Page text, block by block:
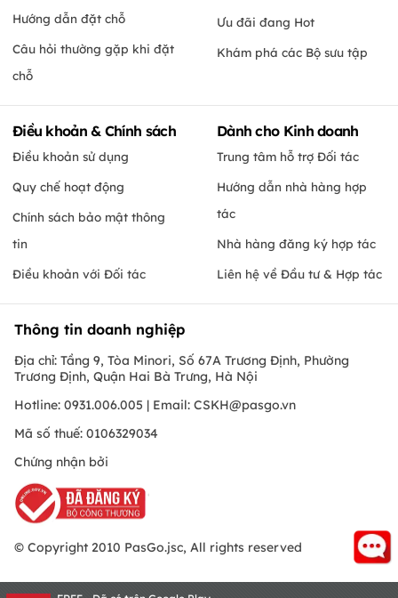
Hướng dẫn đặt chỗ
Câu hỏi thường gặp khi đặt
chỗ
Ưu đãi đang Hot
Khám phá các Bộ sưu tập
Điều khoản & Chính sách
Điều khoản sử dụng
Quy chế hoạt động
Chính sách bảo mật thông
tin
Điều khoản với Đối tác
Dành cho Kinh doanh
Trung tâm hỗ trợ Đối tác
Hướng dẫn nhà hàng hợp
tác
Nhà hàng đăng ký hợp tác
Liên hệ về Đầu tư & Hợp tác
Thông tin doanh nghiệp
Địa chỉ: Tầng 9, Tòa Minori, Số 67A Trương Định, Phường
Trương Định, Quận Hai Bà Trưng, Hà Nội
Hotline: 0931.006.005 | Email: CSKH@pasgo.vn
Mã số thuế: 0106329034
Chứng nhận bởi
© Copyright 2010 PasGo.jsc, All rights reserved